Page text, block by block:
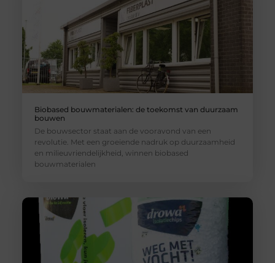
Biobased bouwmaterialen: de toekomst van duurzaam
bouwen
De bouwsector staat aan de vooravond van een
revolutie. Met een groeiende nadruk op duurzaamheid
en milieuvriendelijkheid, winnen biobased
bouwmaterialen